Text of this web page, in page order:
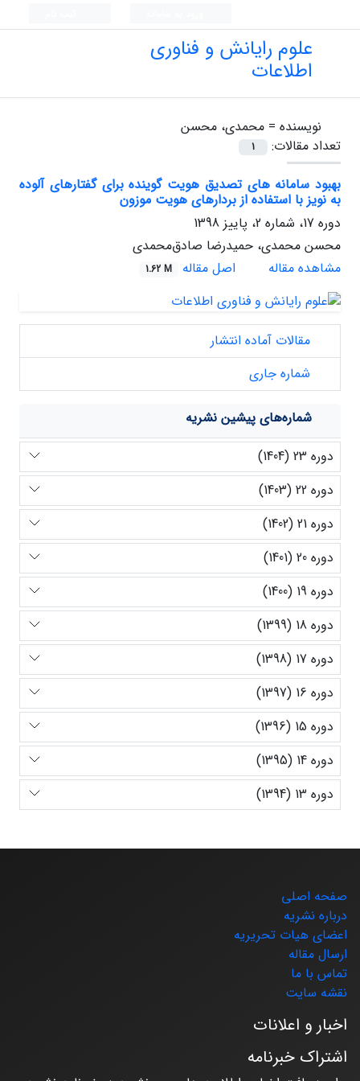
علوم رایانش و فناوری
اطلاعات
نویسنده = محمدی، محسن
تعداد مقالات:
1
بهبود سامانه ‏های تصدیق هویت گوینده برای گفتارهای آلوده
به نویز با استفاده از بردارهای هویت موزون
دوره 17، شماره 2، پاییز 1398
محسن محمدی، حمیدرضا صادق‌محمدی
مشاهده مقاله
اصل مقاله 1.62 M
مقالات آماده انتشار
شماره جاری
شماره‌های پیشین نشریه
دوره 23 (1404)
دوره 22 (1403)
دوره 21 (1402)
دوره 20 (1401)
دوره 19 (1400)
دوره 18 (1399)
دوره 17 (1398)
دوره 16 (1397)
دوره 15 (1396)
دوره 14 (1395)
دوره 13 (1394)
صفحه اصلی
درباره نشریه
اعضای هیات تحریریه
ارسال مقاله
تماس با ما
نقشه سایت
اخبار و اعلانات
اشتراک خبرنامه